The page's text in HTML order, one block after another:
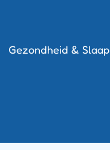
Gezondheid & Slaap